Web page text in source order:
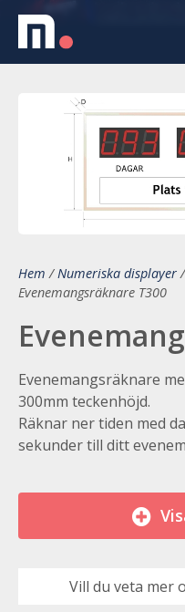
Hem /Numeriska displayer/
Evenemangsräknare T300
Evenemangsräknare
300mm teckenhöjd.
Räknar ner tiden med
sekunder till ditt
Vill du veta mer